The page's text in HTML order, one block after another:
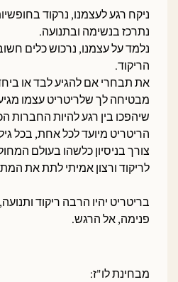
ניקח רגע לעצמנו, נרקוד
נתרכז בנשימה ובתנועה.
נלמד על עצמנו, נרכוש כלים
הריקוד.
את תבחרי אם להגיע לבד או
מבטיחה לך שלריטריט עצמו
שיהפכו בין רגע להיות החברות
הריטריט מיועד לכל אחת, בכל
צורך בניסיון כלשהו בעולם
לריקוד ורצון אמיתי לתת את
בריטריט יהיו הרבה ריקוד
פנימה, אל הרגש.
מבחינת לו"ז: